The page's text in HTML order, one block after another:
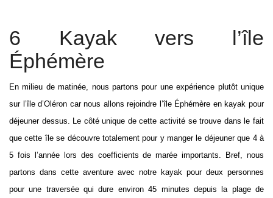
6 Kayak vers l’île
Éphémère
En milieu de matinée, nous partons pour une expérience plutôt unique
sur l’île d’Oléron car nous allons rejoindre l’île Éphémère en kayak pour
déjeuner dessus. Le côté unique de cette activité se trouve dans le fait
que cette île se découvre totalement pour y manger le déjeuner que 4 à
5 fois l’année lors des coefficients de marée importants. Bref, nous
partons dans cette aventure avec notre kayak pour deux personnes
pour une traversée qui dure environ 45 minutes depuis la plage de